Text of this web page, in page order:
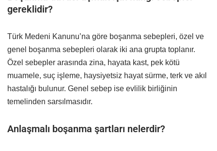
gereklidir?
Türk Medeni Kanunu’na göre boşanma sebepleri, özel ve
genel boşanma sebepleri olarak iki ana grupta toplanır.
Özel sebepler arasında zina, hayata kast, pek kötü
muamele, suç işleme, haysiyetsiz hayat sürme, terk ve akıl
hastalığı bulunur. Genel sebep ise evlilik birliğinin
temelinden sarsılmasıdır. ​
Anlaşmalı boşanma şartları nelerdir?